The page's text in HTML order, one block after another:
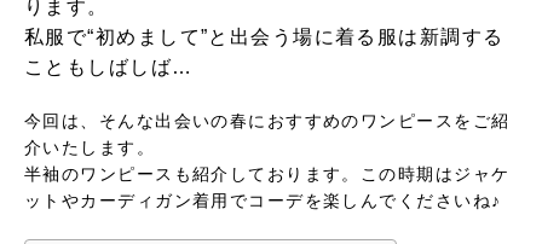
ります。
私服で“初めまして”と出会う場に着る服は新調する
こともしばしば…
今回は、そんな出会いの春におすすめのワンピースをご紹
介いたします。
半袖のワンピースも紹介しております。この時期はジャケ
ットやカーディガン着用でコーデを楽しんでくださいね♪